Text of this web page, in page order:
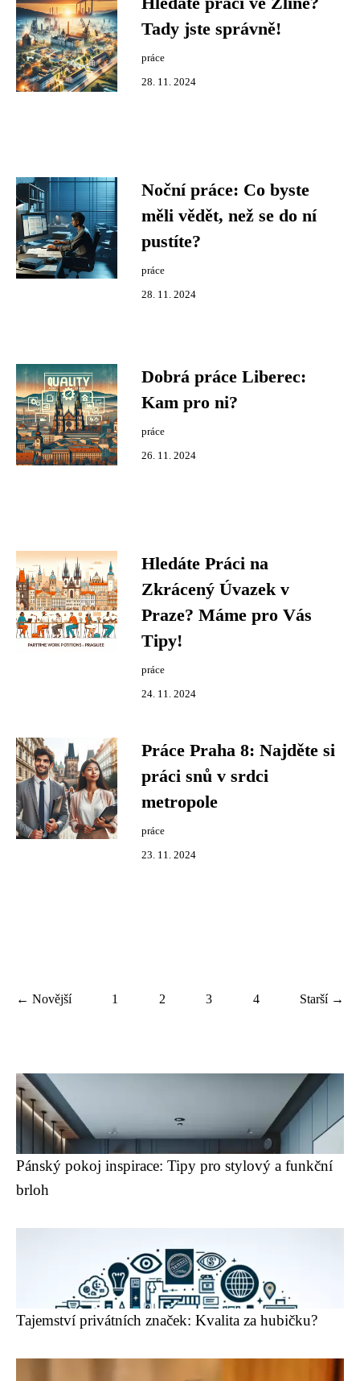
Tady jste správně!
práce
28. 11. 2024
Noční práce: Co byste
měli vědět, než se do ní
pustíte?
práce
28. 11. 2024
Dobrá práce Liberec:
Kam pro ni?
práce
26. 11. 2024
Hledáte Práci na
Zkrácený Úvazek v
Praze? Máme pro Vás
Tipy!
práce
24. 11. 2024
Práce Praha 8: Najděte si
práci snů v srdci
metropole
práce
23. 11. 2024
← Novější 1 2 3 4 Starší →
Pánský pokoj inspirace: Tipy pro stylový a funkční
brloh
Tajemství privátních značek: Kvalita za hubičku?